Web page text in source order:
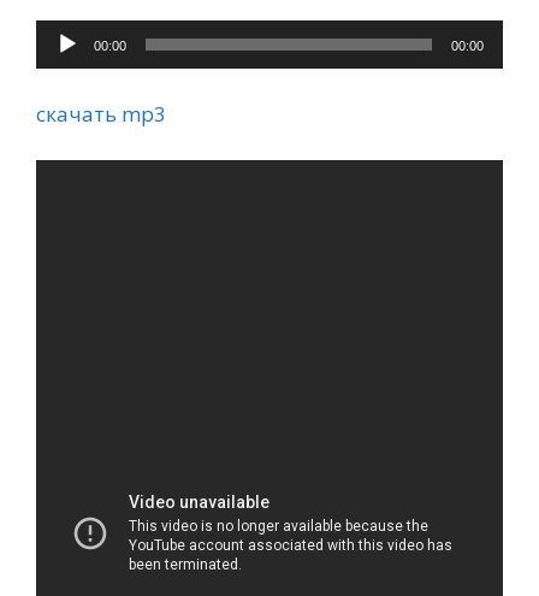
Аудиоплеер
00:00 00:00
скачать mp3